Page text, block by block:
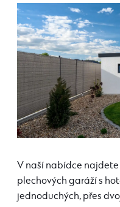
V naší nabídce
plechových garáží s
jednoduchých, přes